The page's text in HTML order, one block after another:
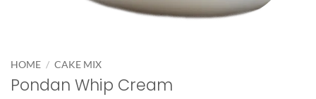
HOME / CAKE MIX
Pondan Whip Cream